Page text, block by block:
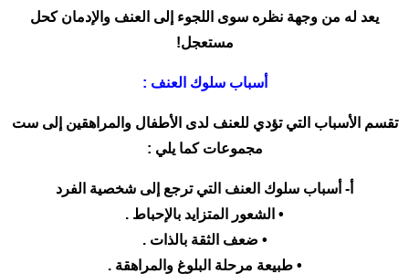
يعد له من وجهة نظره سوى اللجوء إلى العنف والإدمان كحل
مستعجل!
أسباب سلوك العنف :
تقسم الأسباب التي تؤدي للعنف لدى الأطفال والمراهقين إلى ست
مجموعات كما يلي :
أ- أسباب سلوك العنف التي ترجع إلى شخصية الفرد
• الشعور المتزايد بالإحباط .
• ضعف الثقة بالذات .
• طبيعة مرحلة البلوغ والمراهقة .